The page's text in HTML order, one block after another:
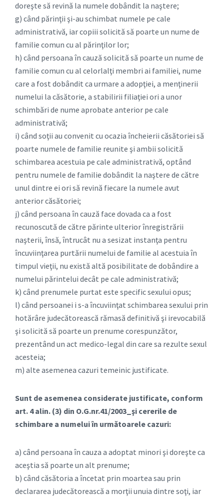
doreşte să revină la numele dobândit la naştere;
g) când părinţii şi-au schimbat numele pe cale
administrativă, iar copiii solicită să poarte un nume de
familie comun cu al părinţilor lor;
h) când persoana în cauză solicită să poarte un nume de
familie comun cu al celorlalţi membri ai familiei, nume
care a fost dobândit ca urmare a adopţiei, a menţinerii
numelui la căsătorie, a stabilirii filiaţiei ori a unor
schimbări de nume aprobate anterior pe cale
administrativă;
i) când soţii au convenit cu ocazia încheierii căsătoriei să
poarte numele de familie reunite şi ambii solicită
schimbarea acestuia pe cale administrativă, optând
pentru numele de familie dobândit la naştere de către
unul dintre ei ori să revină fiecare la numele avut
anterior căsătoriei;
j) când persoana în cauză face dovada ca a fost
recunoscută de către părinte ulterior înregistrării
naşterii, însă, întrucât nu a sesizat instanţa pentru
încuviinţarea purtării numelui de familie al acestuia în
timpul vieţii, nu există altă posibilitate de dobândire a
numelui părintelui decât pe cale administrativă;
k) când prenumele purtat este specific sexului opus;
l) când persoanei i s-a încuviinţat schimbarea sexului prin
hotărâre judecătorească rămasă definitivă şi irevocabilă
şi solicită să poarte un prenume corespunzător,
prezentând un act medico-legal din care sa rezulte sexul
acesteia;
m) alte asemenea cazuri temeinic justificate.
Sunt de asemenea considerate justificate, conform
art. 4 alin. (3) din O.G.nr.41/2003_şi cererile de
schimbare a numelui în următoarele cazuri:
a) când persoana în cauza a adoptat minori şi doreşte ca
aceştia să poarte un alt prenume;
b) când căsătoria a încetat prin moartea sau prin
declararea judecătorească a morţii unuia dintre soţi, iar